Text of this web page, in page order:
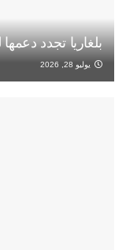
بلغاريا تجدد
يوليو 28, 2026